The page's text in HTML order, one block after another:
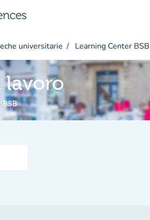
universitarie Learning Center BSB
lavoro